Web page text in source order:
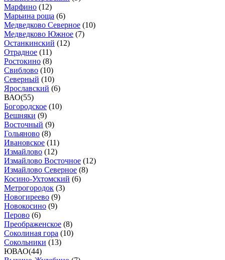
Марфино (12)
Марьина роща (6)
Медведково Северное (10)
Медведково Южное (7)
Останкинский (12)
Отрадное (11)
Ростокино (8)
Свиблово (10)
Северный (10)
Ярославский (6)
ВАО(55)
Богородское (10)
Вешняки (9)
Восточный (9)
Гольяново (8)
Ивановское (11)
Измайлово (12)
Измайлово Восточное (12)
Измайлово Северное (8)
Косино-Ухтомский (6)
Метрогородок (3)
Новогиреево (9)
Новокосино (9)
Перово (6)
Преображенское (8)
Соколиная гора (10)
Сокольники (13)
ЮВАО(44)